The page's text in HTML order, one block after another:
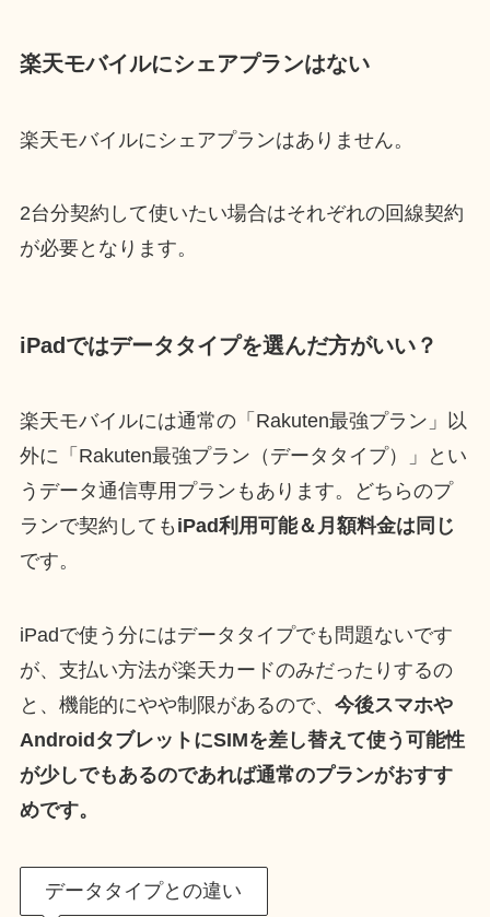
楽天モバイルにシェアプランはない
楽天モバイルにシェアプランはありません。
2台分契約して使いたい場合はそれぞれの回線契約
が必要となります。
iPadではデータタイプを選んだ方がいい？
楽天モバイルには通常の「Rakuten最強プラン」以
外に「Rakuten最強プラン（データタイプ）」とい
うデータ通信専用プランもあります。どちらのプ
ランで契約しても iPad利用可能＆月額料金は同じ
です。
iPadで使う分にはデータタイプでも問題ないです
が、支払い方法が楽天カードのみだったりするの
と、機能的にやや制限があるので、 今後スマホや
AndroidタブレットにSIMを差し替えて使う可能性
が少しでもあるのであれば通常のプランがおすす
めです。
データタイプとの違い